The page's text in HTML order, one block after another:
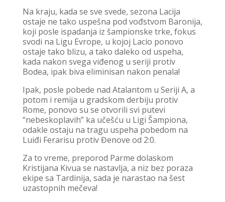
Na kraju, kada se sve svede, sezona Lacija
ostaje ne tako uspešna pod vođstvom Baronija,
koji posle ispadanja iz šampionske trke, fokus
svodi na Ligu Evrope, u kojoj Lacio ponovo
ostaje tako blizu, a tako daleko od uspeha,
kada nakon svega viđenog u seriji protiv
Bodea, ipak biva eliminisan nakon penala!
Ipak, posle pobede nad Atalantom u Seriji A, a
potom i remija u gradskom derbiju protiv
Rome, ponovo su se otvorili svi putevi
“nebeskoplavih” ka učešću u Ligi Šampiona,
odakle ostaju na tragu uspeha pobedom na
Luiđi Ferarisu protiv Đenove od 2:0.
Za to vreme, preporod Parme dolaskom
Kristijana Kivua se nastavlja, a niz bez poraza
ekipe sa Tardinija, sada je narastao na šest
uzastopnih mečeva!